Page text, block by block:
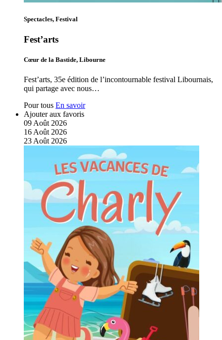
Spectacles, Festival
Fest’arts
Cœur de la Bastide, Libourne
Fest’arts, 35e édition de l’incontournable festival Libournais,
qui partage avec nous…
Pour tous En savoir
Ajouter aux favoris
09 Août 2026
16 Août 2026
23 Août 2026